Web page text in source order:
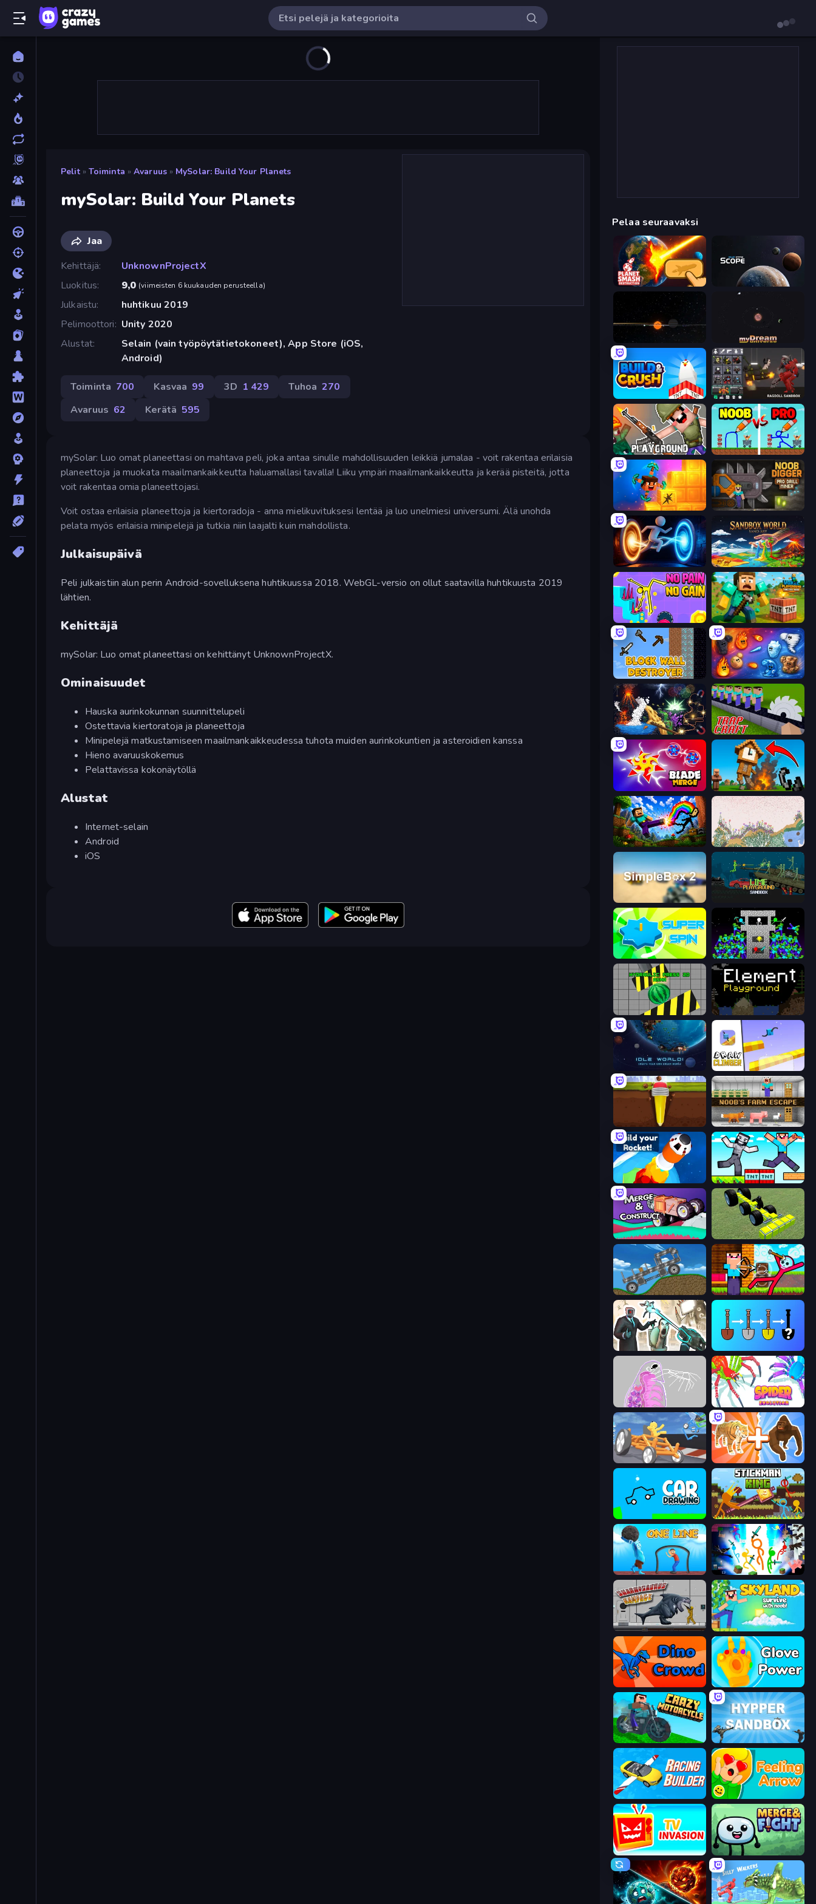
Pelit » Toiminta » Avaruus » MySolar: Build Your Planets
mySolar: Build Your Planets
Jaa
Kehittäjä
UnknownProjectX
Luokitus
9,0 (viimeisten 6 kuukauden perusteella)
Julkaistu
huhtikuu 2019
Pelimoottori
Unity 2020
Alustat
Selain (vain työpöytätietokoneet), App Store (iOS,
Android)
Toiminta 700 Kasvaa 99 3D 1 429 Tuhoa 270
Avaruus 62 Kerätä 595
mySolar: Luo omat planeettasi on mahtava peli, joka antaa sinulle mahdollisuuden leikkiä jumalaa - voit rakentaa erilaisia
planeettoja ja muokata maailmankaikkeutta haluamallasi tavalla! Liiku ympäri maailmankaikkeutta ja kerää pisteitä, jotta
voit rakentaa omia planeettojasi.
Voit ostaa erilaisia planeettoja ja kiertoradoja - anna mielikuvituksesi lentää ja luo unelmiesi universumi. Älä unohda
pelata myös erilaisia minipelejä ja tutkia niin laajalti kuin mahdollista.
Julkaisupäivä
Peli julkaistiin alun perin Android-sovelluksena huhtikuussa 2018. WebGL-versio on ollut saatavilla huhtikuusta 2019
lähtien.
Kehittäjä
mySolar: Luo omat planeettasi on kehittänyt UnknownProjectX.
Ominaisuudet
Hauska aurinkokunnan suunnittelupeli
Ostettavia kiertoratoja ja planeettoja
Minipelejä matkustamiseen maailmankaikkeudessa tuhota muiden aurinkokuntien ja asteroidien kanssa
Hieno avaruuskokemus
Pelattavissa kokonäytöllä
Alustat
Internet-selain
Android
iOS
Pelaa seuraavaksi
Planet Smash Destruction Solar System Scope
Planetarium 2 myDream Universe
Build and Crush Last Play: Ragdoll Sandbox
Playground DOP Noob: Draw to Save
Merge & Dig! Noob Digger: Pro Drill Miner
Portal Escape Sandbox World: Sand Art
No Pain No Gain - Ragdoll Sandbox Voxel Playground: Ragdoll Noob
Block Wall Destroyer Elemental Merge
Sandbox: Particle World Trap Craft
Blade Merge Noob Fuse
Noob: Wall Crusher Sandspiel
Super Spin Stick Epic Fighter
Hydraulic Press 2D ASMR Element Playground
Idle World Draw Climber
Pen Dig Noob's Farm Escape
Build your Rocket Noob Gigachad: Parkour Tricks Challenge
Merge & Construct Genius Mechanic
Move It! Noob Archer vs Stickman Zombie
Skibidi Toilets: Infection
Orb.Farm Spider Evolution: Runner Game
Draw Crash Race Animal DNA Run
Car Drawing Game Stickman King
One Line Stickman Epic
Sharkosaurus Rampage Skyland Survive With Noob!
Dino Crowd Glove Power
Crazy Motorcycle Hypper Sandbox
Racing Builder Feeling Arrow
TV Invasion Merge & Fight